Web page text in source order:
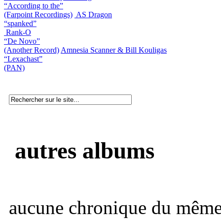
“According to the”
(Farpoint Recordings) AS Dragon
“spanked”
Rank-O
“De Novo”
(Another Record) Amnesia Scanner & Bill Kouligas
“Lexachast”
(PAN)
autres albums
aucune chronique du